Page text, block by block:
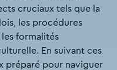
cruciaux tels que la
les procédures
formalités
En suivant ces
préparé pour naviguer